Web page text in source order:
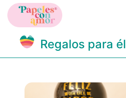
Regalos para él